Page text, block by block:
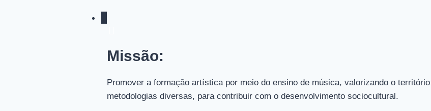
Missão:
Promover a formação artística por meio do ensino de música, valorizando o
metodologias diversas, para contribuir com o desenvolvimento sociocultural.